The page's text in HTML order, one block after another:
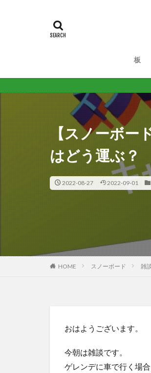
板
スノーボ
【スノーボー
はどう運ぶ？
2022-08-27 2022-09-01
HOME スノーボード 雑
おはようございます。
今朝は雑談です。
ゲレンデに車で行く場